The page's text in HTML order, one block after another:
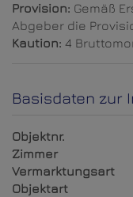
Provision: Gemäß
Abgeber die
Kaution: 4
Basisdaten zur
Objektnr.
Zimmer
Vermarktungsart
Objektart